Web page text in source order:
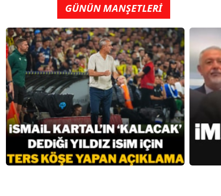
GÜNÜN MANŞETLERİ